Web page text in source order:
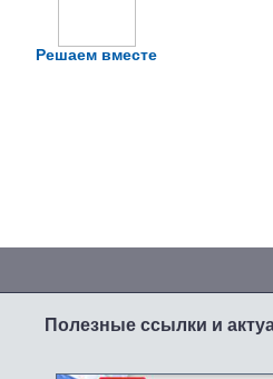
Решаем вместе
Полезные ссылки и